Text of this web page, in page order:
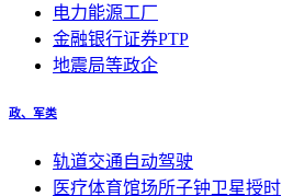
电力能源工厂
金融银行证券PTP
地震局等政企
政、军类
轨道交通自动驾驶
医疗体育馆场所子钟卫星授时